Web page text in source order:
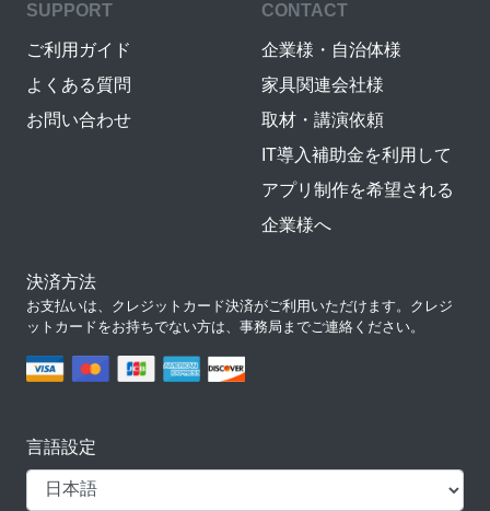
SUPPORT
ご利用ガイド
よくある質問
お問い合わせ
CONTACT
企業様・自治体様
家具関連会社様
取材・講演依頼
IT導入補助金を利用して
アプリ制作を希望される
企業様へ
決済方法
お支払いは、クレジットカード決済がご利用いただけます。クレジ
ットカードをお持ちでない方は、事務局までご連絡ください。
言語設定